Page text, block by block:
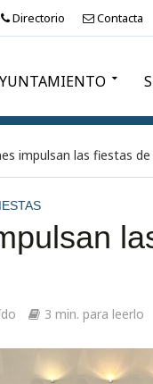
Directorio Contacta
impulsan las fiestas
3 min. para leerlo